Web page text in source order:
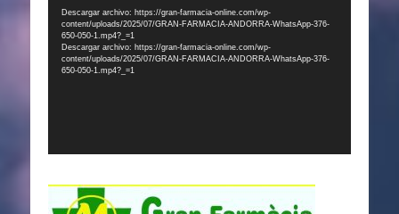
vídeo
Descargar archivo: https://gran-farmacia-online.com/wp-
content/uploads/2025/07/GRAN-FARMACIA-ANDORRA-WhatsApp-376-
650-050-1.mp4?_=1
Descargar archivo: https://gran-farmacia-online.com/wp-
content/uploads/2025/07/GRAN-FARMACIA-ANDORRA-WhatsApp-376-
650-050-1.mp4?_=1